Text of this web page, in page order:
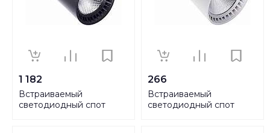
1 182
Встраиваемый
светодиодный спот
266
Встраиваемый
светодиодный спот